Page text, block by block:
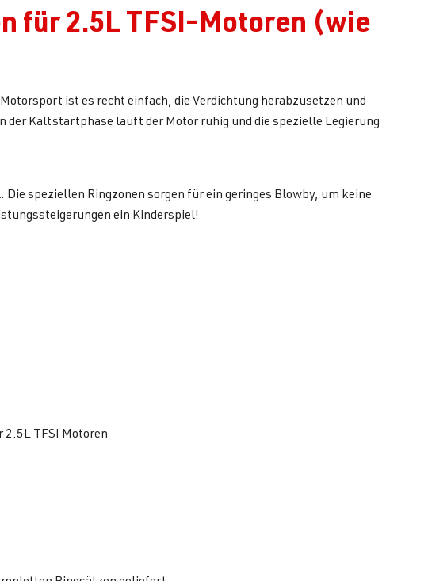
für 2.5L TFSI-Motoren (wie
ist es recht einfach, die Verdichtung herabzusetzen und
Kaltstartphase läuft der Motor ruhig und die spezielle Legierung
speziellen Ringzonen sorgen für ein geringes Blowby, um keine
ein Kinderspiel!
TFSI Motoren